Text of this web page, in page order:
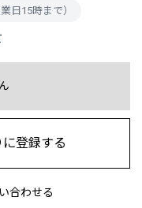
合わせる
登録する
日15時まで）